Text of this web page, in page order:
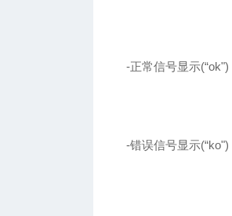
-正常信号显示(“ok")
-错误信号显示(“ko")